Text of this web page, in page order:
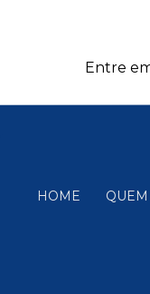
Entre
HOME